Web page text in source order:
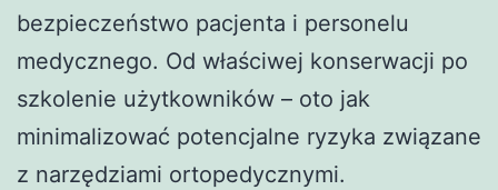
bezpieczeństwo pacjenta i personelu
medycznego. Od właściwej konserwacji po
szkolenie użytkowników – oto jak
minimalizować potencjalne ryzyka związane
z narzędziami ortopedycznymi.